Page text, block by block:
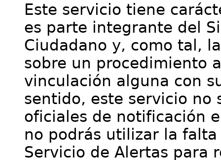
Este servicio tiene
es parte integrante del
Ciudadano y, como tal,
sobre un procedimiento
vinculación alguna con
sentido, este servicio no
oficiales de notificación
no podrás utilizar la
Servicio de Alertas para